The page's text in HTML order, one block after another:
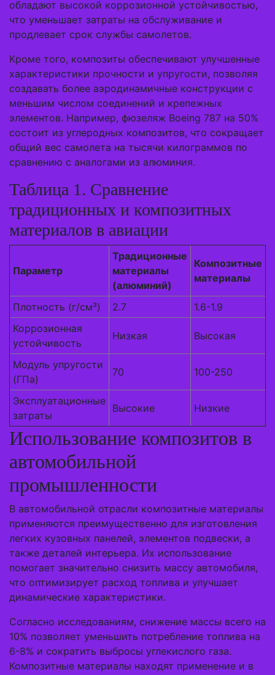
обладают высокой коррозионной устойчивостью,
что уменьшает затраты на обслуживание и
продлевает срок службы самолетов.
Кроме того, композиты обеспечивают улучшенные
характеристики прочности и упругости, позволяя
создавать более аэродинамичные конструкции с
меньшим числом соединений и крепежных
элементов. Например, фюзеляж Boeing 787 на 50%
состоит из углеродных композитов, что сокращает
общий вес самолета на тысячи килограммов по
сравнению с аналогами из алюминия.
Таблица 1. Сравнение
традиционных и композитных
материалов в авиации
Параметр
Традиционные
материалы
(алюминий)
Композитные
материалы
Плотность (г/см³) 2.7
1.6-1.9
Коррозионная
устойчивость
Низкая Высокая
Модуль упругости
(ГПа)
70 100-250
Эксплуатационные
затраты
Высокие Низкие
Использование композитов в
автомобильной
промышленности
В автомобильной отрасли композитные материалы
применяются преимущественно для изготовления
легких кузовных панелей, элементов подвески, а
также деталей интерьера. Их использование
помогает значительно снизить массу автомобиля,
что оптимизирует расход топлива и улучшает
динамические характеристики.
Согласно исследованиям, снижение массы всего на
10% позволяет уменьшить потребление топлива на
6-8% и сократить выбросы углекислого газа.
Композитные материалы находят применение и в